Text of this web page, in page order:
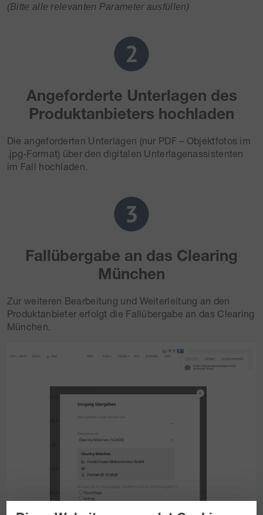
(Bitte alle relevanten Parameter ausfüllen)
Angeforderte Unterlagen des
Produktanbieters hochladen
Die angeforderten Unterlagen (nur PDF – Objektfotos im
.jpg-Format) über den digitalen Unterlagenassistenten
im Fall hochladen.
Fallübergabe an das Clearing
München
Zur weiteren Bearbeitung und Weiterleitung an den
Produktanbieter erfolgt die Fallübergabe an das Clearing
München.